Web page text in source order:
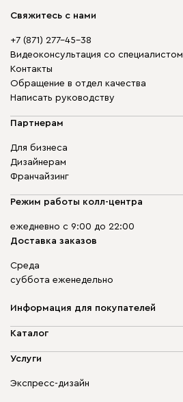
Свяжитесь с нами
+7 (871) 277-45-38
Видеоконсультация со специалистом
Контакты
Обращение в отдел качества
Написать руководству
Партнерам
Для бизнеса
Дизайнерам
Франчайзинг
Режим работы колл-центра
ежедневно с 9:00 до 22:00
Доставка заказов
Среда
суббота еженедельно
Информация для покупателей
О компании
Доставка и оплата
диван.клуб
Каталог
Мягкая мебель
Бескаркасная мебель
Услуги
Экспресс-дизайн